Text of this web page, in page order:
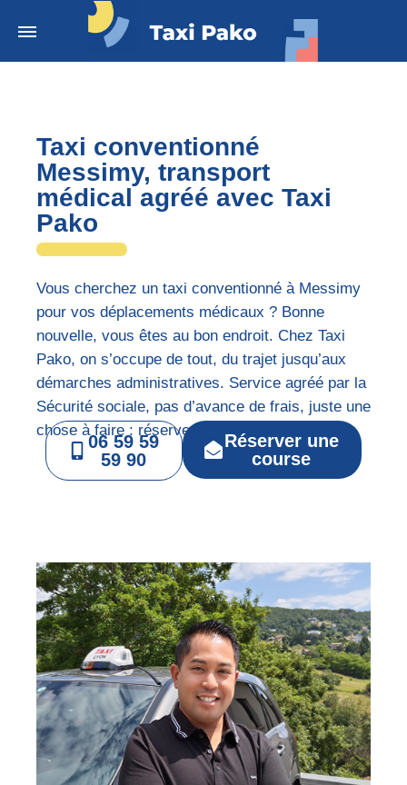
Taxi conventionné
Messimy, transport
médical agréé avec Taxi
Pako
Vous cherchez un taxi conventionné à Messimy
pour vos déplacements médicaux ? Bonne
nouvelle, vous êtes au bon endroit. Chez Taxi
Pako, on s’occupe de tout, du trajet jusqu’aux
démarches administratives. Service agréé par la
Sécurité sociale, pas d’avance de frais, juste une
chose à faire : réserver.
06 59 59
59 90
Réserver une
course